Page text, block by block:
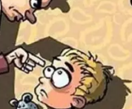
снимками
жены
детьми,
но
комментаторы
обратили
внимание